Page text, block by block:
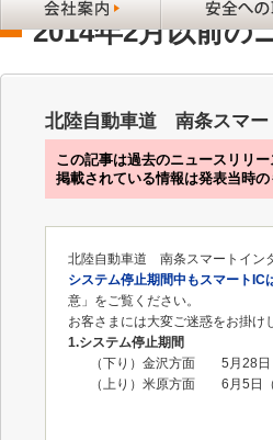
2014年2月以前の
北陸自動車道 南条スマー
この記事は過去のニュースリリー
掲載されている情報は発表当時
北陸自動車道 南条スマートイン
システム停止期間中もスマートIC
意」をご覧ください。
お客さまには大変ご迷惑をお掛け
1.システム停止期間
（下り）金沢方面 5月28
（上り）米原方面 6月5日